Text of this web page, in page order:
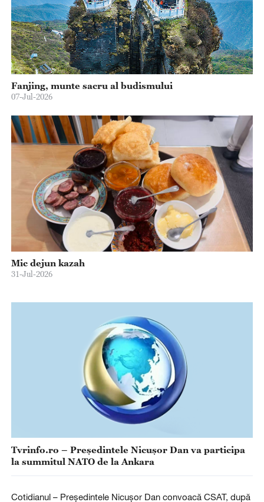
Fanjing, munte sacru al budismului
07-Jul-2026
Mic dejun kazah
31-Jul-2026
Tvrinfo.ro – Președintele Nicușor Dan va participa
la summitul NATO de la Ankara
Cotidianul – Președintele Nicușor Dan convoacă CSAT, după